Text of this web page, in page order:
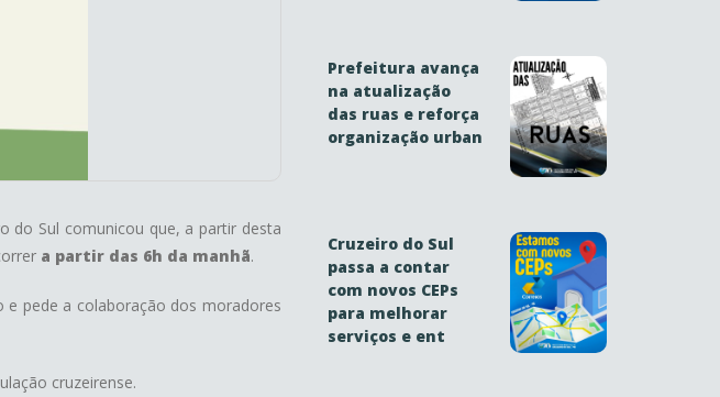
do Sul comunicou que, a partir desta
a partir das 6h da manhã.
pede a colaboração dos moradores
cruzeirense.
Prefeitura avança
na atualização
das ruas e reforça
organização urban
Cruzeiro do Sul
passa a contar
com novos CEPs
para melhorar
serviços e ent